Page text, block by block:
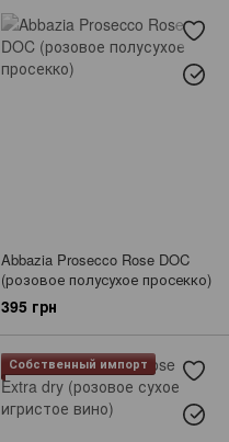
Abbazia Prosecco Rose DOC
(розовое полусухое просекко)
395 грн
Собственный импорт